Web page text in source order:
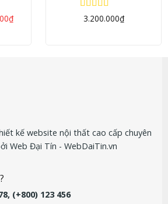
₫
Được xếp
5
3.200.000₫
kế website nội thất cao cấp chuyên
Web Đại Tín - WebDaiTin.vn
(+800) 123 456